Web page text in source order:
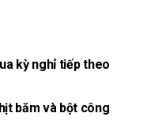
kỳ nghỉ tiếp theo
băm và bột công